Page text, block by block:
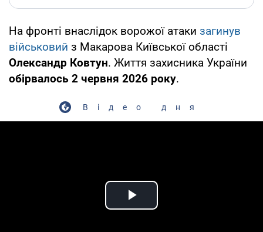
На фронті внаслідок ворожої атаки загинув
військовий з Макарова Київської області
Олександр Ковтун. Життя захисника України
обірвалось 2 червня 2026 року.
Відео дня
Play Video